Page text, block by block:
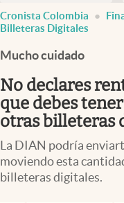
Dólar y mercados
Curiosidades
Colombia
Cronista Colombia
Billeteras Digitales
Mucho cuidado
No declares
que debes
otras billeteras
La DIAN podría
moviendo esta
billeteras digitales.